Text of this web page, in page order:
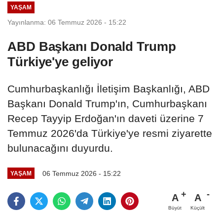
YAŞAM
Yayınlanma: 06 Temmuz 2026 - 15:22
ABD Başkanı Donald Trump
Türkiye'ye geliyor
Cumhurbaşkanlığı İletişim Başkanlığı, ABD
Başkanı Donald Trump'ın, Cumhurbaşkanı
Recep Tayyip Erdoğan'ın daveti üzerine 7
Temmuz 2026'da Türkiye'ye resmi ziyarette
bulunacağını duyurdu.
YAŞAM 06 Temmuz 2026 - 15:22
A
Büyüt
A
Küçült